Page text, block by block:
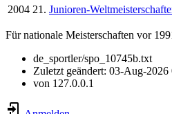
2004 21. Junioren-
Für nationale Meisterschaften vor
de_sportler/spo_10745b.txt
Zuletzt geändert: 03-Aug-2026
von 127.0.0.1